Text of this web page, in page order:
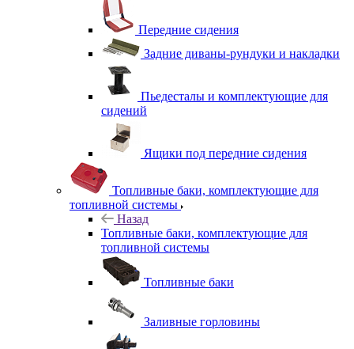
Передние сидения
Задние диваны-рундуки и накладки
Пьедесталы и комплектующие для
сидений
Ящики под передние сидения
Топливные баки, комплектующие для
топливной системы
Назад
Топливные баки, комплектующие для
топливной системы
Топливные баки
Заливные горловины